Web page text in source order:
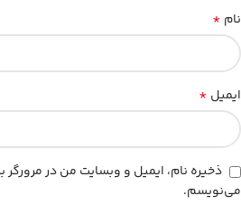
نام *
ایمیل *
ذخیره نام، ایمیل و وبسایت من در مرورگر
می‌نویسم.